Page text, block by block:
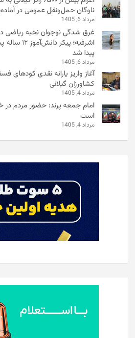
ناوگان حمل‌ونقل عمومی در
مرداد 6, 1405
غرق شدگی نوجوان نخبه ریاضی
پیدا شد
مرداد 6, 1405
آغاز واریز یارانه نقدی کودهای
کشاورزان گیلانی
مرداد 4, 1405
امام جمعه پرند: حضور مردم در
است
مرداد 4, 1405